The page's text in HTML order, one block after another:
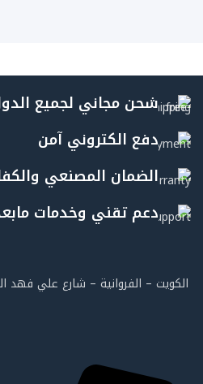
شحن مجاني لجميع
دفع الكتروني آمن
الضمان المصنعي
دعم تقني وخدمات
الكويت – الفروانية – شارع علي فهد